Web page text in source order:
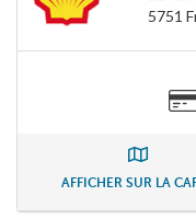
5751
AFFICHER SUR LA